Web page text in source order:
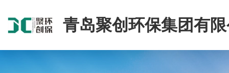
青岛聚创环保集团有